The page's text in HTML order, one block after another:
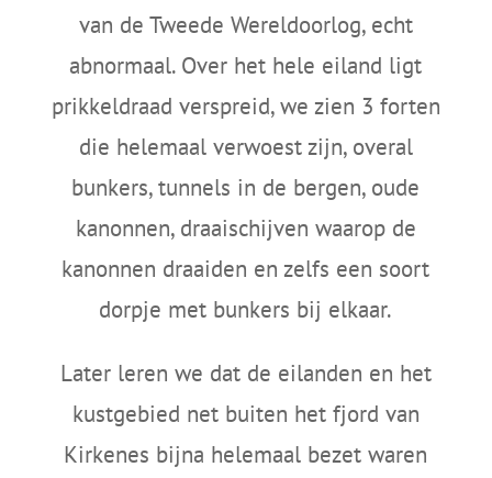
van de Tweede Wereldoorlog, echt
abnormaal. Over het hele eiland ligt
prikkeldraad verspreid, we zien 3 forten
die helemaal verwoest zijn, overal
bunkers, tunnels in de bergen, oude
kanonnen, draaischijven waarop de
kanonnen draaiden en zelfs een soort
dorpje met bunkers bij elkaar.
Later leren we dat de eilanden en het
kustgebied net buiten het fjord van
Kirkenes bijna helemaal bezet waren